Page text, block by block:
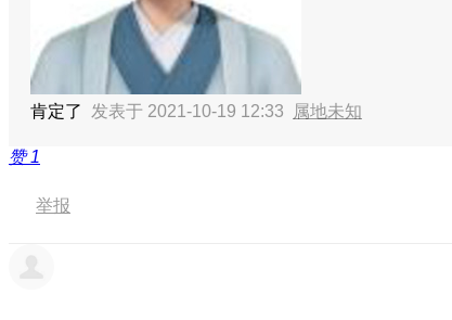
肯定了 发表于 2021-10-19 12:33 属地未知
赞1
举报